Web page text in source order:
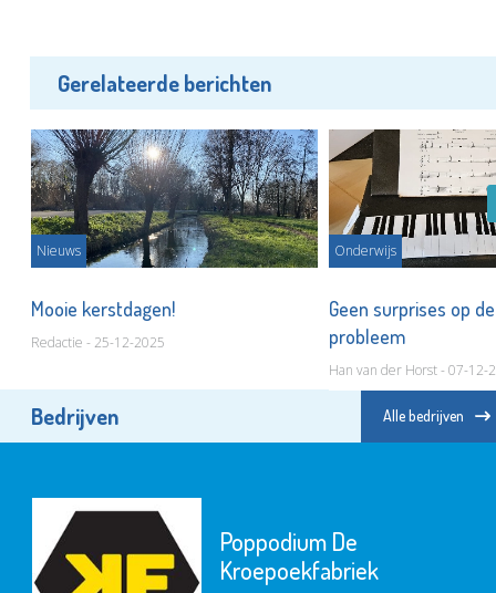
Gerelateerde berichten
Nieuws
Mooie kerstdagen!
Redactie - 25-12-2025
Onderwijs
Geen surprises op
probleem
Han van der Horst - 07-12-
Bedrijven Alle bedrijven
Poppodium De
Kroepoekfabriek